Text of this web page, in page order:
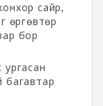
сайр,
өргөвтөр
бор
ургасан
багавтар